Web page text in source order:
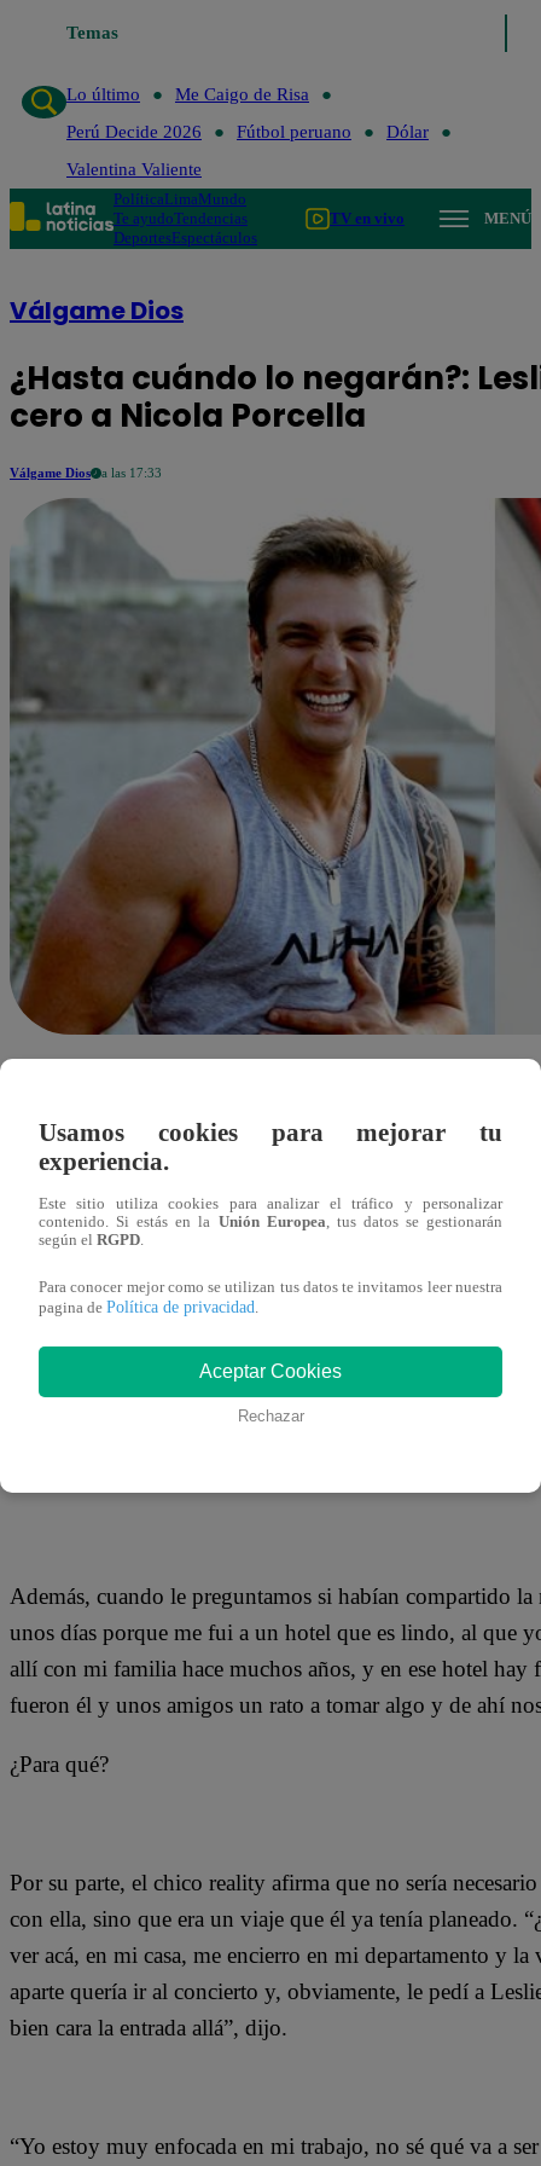
Temas
Lo último
Me Caigo de Risa
Perú Decide 2026
Fútbol peruano
Dólar
Valentina Valiente
PolíticaLimaMundo
Te ayudoTendencias
DeportesEspectáculos
TV en vivo MENÚ
Válgame Dios
¿Hasta cuándo lo negarán?:
cero a Nicola Porcella
Válgame Dios a las 17:33
Los rumores de una supuesta relación entre Nicola
haber compartido divertidos momentos en Miami,
hay muchos que no confían en sus testimonios.
La “colorada”, por ejemplo, confesó que ella encontró
viajar juntos. “Nada, como ya saben yo estoy que voy
Además, cuando le preguntamos si habían compartido
unos días porque me fui a un hotel que es lindo, al que
allí con mi familia hace muchos años, y en ese hotel hay
fueron él y unos amigos un rato a tomar algo y de ahí
¿Para qué?
Por su parte, el chico reality afirma que no sería
con ella, sino que era un viaje que él ya tenía planeado.
ver acá, en mi casa, me encierro en mi departamento y
aparte quería ir al concierto y, obviamente, le pedí a
bien cara la entrada allá”, dijo.
“Yo estoy muy enfocada en mi trabajo, no sé qué va a
Usamos cookies para mejorar tu
experiencia.
Este sitio utiliza cookies para analizar el tráfico y personalizar
contenido. Si estás en la Unión Europea, tus datos se gestionarán
según el RGPD.
Para conocer mejor como se utilizan tus datos te invitamos leer nuestra
pagina de Política de privacidad.
Aceptar Cookies
Rechazar